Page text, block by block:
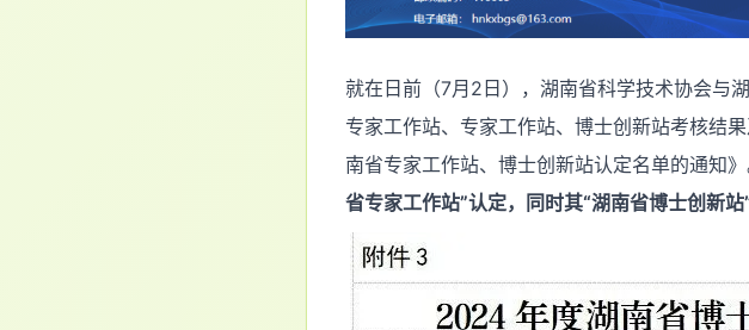
就在日前（7月2日），湖南省科学技术协会与
专家工作站、专家工作站、博士创新站考核结
南省专家工作站、博士创新站认定名单的通知》
省专家工作站”认定，同时其“湖南省博士创新